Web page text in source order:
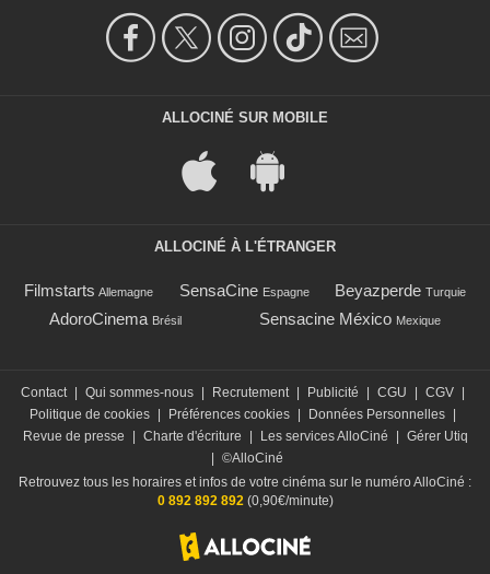
ALLOCINÉ SUR MOBILE
ALLOCINÉ À L'ÉTRANGER
Filmstarts Allemagne SensaCine Espagne Beyazperde Turquie
AdoroCinema Brésil Sensacine México Mexique
Contact Qui sommes-nous Recrutement Publicité CGU CGV
Politique de cookies
Préférences cookies Données Personnelles
Revue de presse
Charte d'écriture Les services AlloCiné
Gérer Utiq
©AlloCiné
Retrouvez tous les horaires et infos de votre cinéma sur le numéro AlloCiné :
0 892 892 892(0,90€/minute)